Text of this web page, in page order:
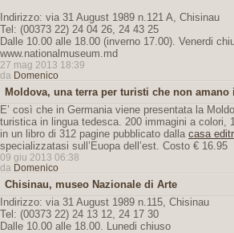
Indirizzo: via 31 August 1989 n.121 A, Chisinau
Tel: (00373 22) 24 04 26, 24 43 25
Dalle 10.00 alle 18.00 (inverno 17.00). Venerdi
www.nationalmuseum.md
27 mag 2013 18:39
da Domenico
Moldova, una terra per turisti che non amano
E’ così che in Germania viene presentata la
turistica in lingua tedesca. 200 immagini a colori,
in un libro di 312 pagine pubblicato dalla casa
specializzatasi sull’Euopa dell’est. Costo € 16.95
09 giu 2013 06:38
da Domenico
Chisinau, museo Nazionale di Arte
Indirizzo: via 31 August 1989 n.115, Chisinau
Tel: (00373 22) 24 13 12, 24 17 30
Dalle 10.00 alle 18.00. Lunedi chiuso